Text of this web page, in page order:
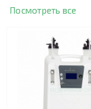
Посмотреть все